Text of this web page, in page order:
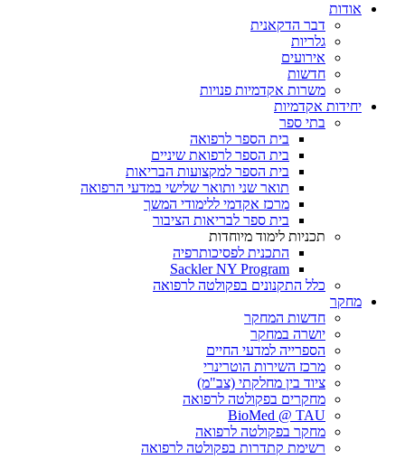
אודות
דבר הדקאנית
גלריות
אירועים
חדשות
משרות אקדמיות פנויות
יחידות אקדמיות
בתי ספר
בית הספר לרפואה
בית הספר לרפואת שיניים
בית הספר למקצועות הבריאות
תואר שני ותואר שלישי במדעי הרפואה
מרכז אקדמי ללימודי המשך
בית ספר לבריאות הציבור
תכניות לימוד מיוחדות
התכנית לפסיכותרפיה
Sackler NY Program
כלל התקנונים בפקולטה לרפואה
מחקר
חדשות המחקר
יושרה במחקר
הספרייה למדעי החיים
מרכז השירות הוטרינרי
ציוד בין מחלקתי (צב"מ)
מחקרים בפקולטה לרפואה
BioMed @ TAU
מחקר בפקולטה לרפואה
רשימת קתדרות בפקולטה לרפואה